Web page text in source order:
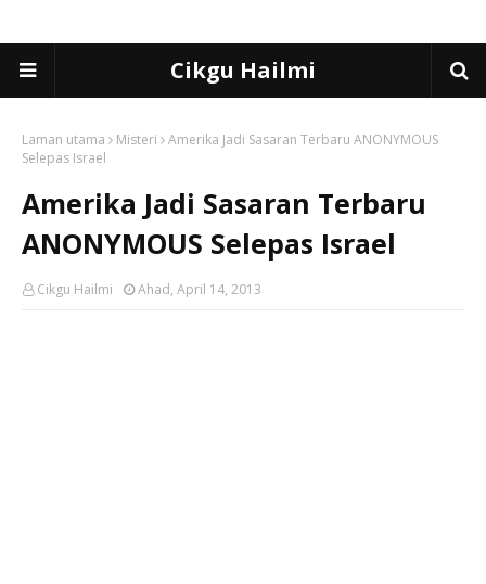
Cikgu Hailmi
Laman utama Misteri
Amerika Jadi Sasaran Terbaru ANONYMOUS
Selepas Israel
Amerika Jadi Sasaran Terbaru
ANONYMOUS Selepas Israel
Cikgu Hailmi Ahad, April 14, 2013